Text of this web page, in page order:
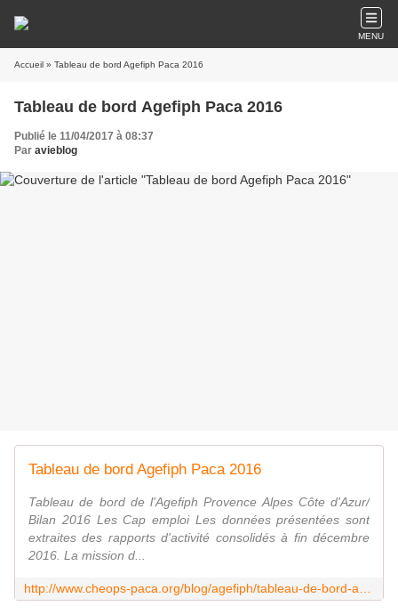
MENU
Accueil » Tableau de bord Agefiph Paca 2016
Tableau de bord Agefiph Paca 2016
Publié le 11/04/2017 à 08:37
Par avieblog
Tableau de bord Agefiph Paca 2016
Tableau de bord de l'Agefiph Provence Alpes Côte d'Azur/
Bilan 2016 Les Cap emploi Les données présentées sont
extraites des rapports d'activité consolidés à fin décembre
2016. La mission d...